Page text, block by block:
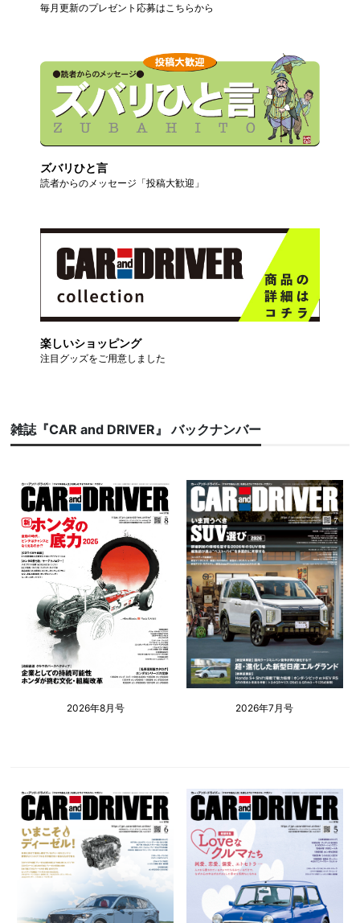
毎月更新のプレゼント応募はこちらから
ズバリひと言
読者からのメッセージ「投稿大歓迎」
楽しいショッピング
注目グッズをご用意しました
雑誌『CAR and DRIVER』 バックナンバー
2026年8月号 2026年7月号